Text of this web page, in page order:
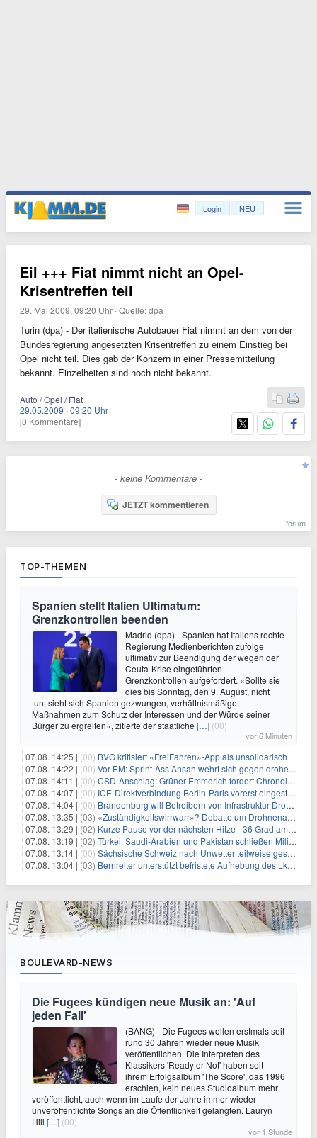
Login NEU
Eil +++ Fiat nimmt nicht an Opel-
Krisentreffen teil
29. Mai 2009, 09:20 Uhr ·Quelle:dpa
Turin (dpa) - Der italienische Autobauer Fiat nimmt an dem von der
Bundesregierung angesetzten Krisentreffen zu einem Einstieg bei
Opel nicht teil. Dies gab der Konzern in einer Pressemitteilung
bekannt. Einzelheiten sind noch nicht bekannt.
Auto / Opel / Fiat
29.05.2009 ·09:20 Uhr
[0 Kommentare]
- keine Kommentare -
JETZT kommentieren
forum
TOP-THEMEN
Spanien stellt Italien Ultimatum:
Grenzkontrollen beenden
Madrid (dpa) - Spanien hat Italiens rechte
Regierung Medienberichten zufolge
ultimativ zur Beendigung der wegen der
Ceuta-Krise eingeführten
Grenzkontrollen aufgefordert. «Sollte sie
dies bis Sonntag, den 9. August, nicht
tun, sieht sich Spanien gezwungen, verhältnismäßige
Maßnahmen zum Schutz der Interessen und der Würde seiner
Bürger zu ergreifen», zitierte der staatliche […] (00)
vor 6 Minuten
07.08. 14:25 | (00) BVG kritisiert «FreiFahren»-App als unsolidarisch
07.08. 14:22 | (00) Vor EM: Sprint-Ass Ansah wehrt sich gegen drohende Sperre
07.08. 14:11 | (00) CSD-Anschlag: Grüner Emmerich fordert Chronologie von Dobrindt
07.08. 14:07 | (00) ICE-Direktverbindung Berlin-Paris vorerst eingestellt
07.08. 14:04 | (00) Brandenburg will Betreibern von Infrastruktur Drohnenabwehr erlauben
07.08. 13:35 | (03) «Zuständigkeitswirrwarr»? Debatte um Drohnenabwehr entbrannt
07.08. 13:29 | (02) Kurze Pause vor der nächsten Hitze - 36 Grad am Wochenende
07.08. 13:19 | (02) Türkei, Saudi-Arabien und Pakistan schließen Militärpakt
07.08. 13:14 | (00) Sächsische Schweiz nach Unwetter teilweise gesperrt
07.08. 13:04 | (03) Bernreiter unterstützt befristete Aufhebung des Lkw-Fahrverbots
BOULEVARD-NEWS
Die Fugees kündigen neue Musik an: 'Auf
jeden Fall'
(BANG) - Die Fugees wollen erstmals seit
rund 30 Jahren wieder neue Musik
veröffentlichen. Die Interpreten des
Klassikers 'Ready or Not' haben seit
ihrem Erfolgsalbum 'The Score', das 1996
erschien, kein neues Studioalbum mehr
veröffentlicht, auch wenn im Laufe der Jahre immer wieder
unveröffentlichte Songs an die Öffentlichkeit gelangten. Lauryn
Hill […] (00)
vor 1 Stunde